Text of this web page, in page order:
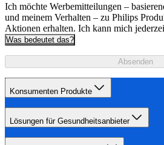
Ich möchte Werbemitteilungen –
und meinem Verhalten – zu Philips
Aktionen erhalten. Ich kann mich
Was bedeutet das?
Absenden
Konsumenten Produkte
Lösungen für Gesundheitsanbieter